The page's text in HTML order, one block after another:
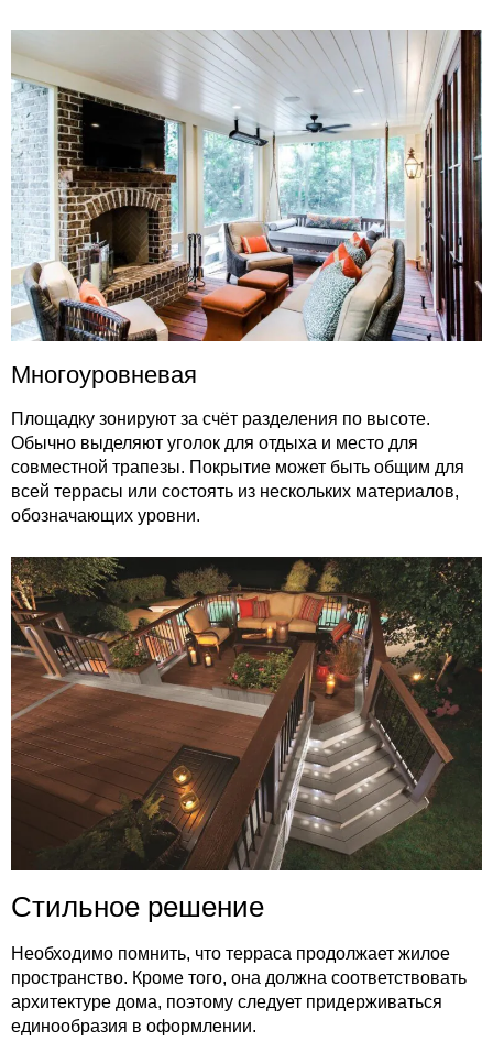
Многоуровневая
Площадку зонируют за счёт разделения по высоте.
Обычно выделяют уголок для отдыха и место для
совместной трапезы. Покрытие может быть общим для
всей террасы или состоять из нескольких материалов,
обозначающих уровни.
Стильное решение
Необходимо помнить, что терраса продолжает жилое
пространство. Кроме того, она должна соответствовать
архитектуре дома, поэтому следует придерживаться
единообразия в оформлении.